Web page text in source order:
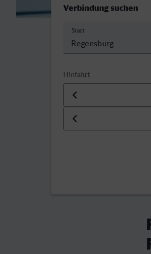
Verbindung suchen
Start
Hinfahrt
Datum der Hinfahrt
Uhrzeit der Hinfahrt